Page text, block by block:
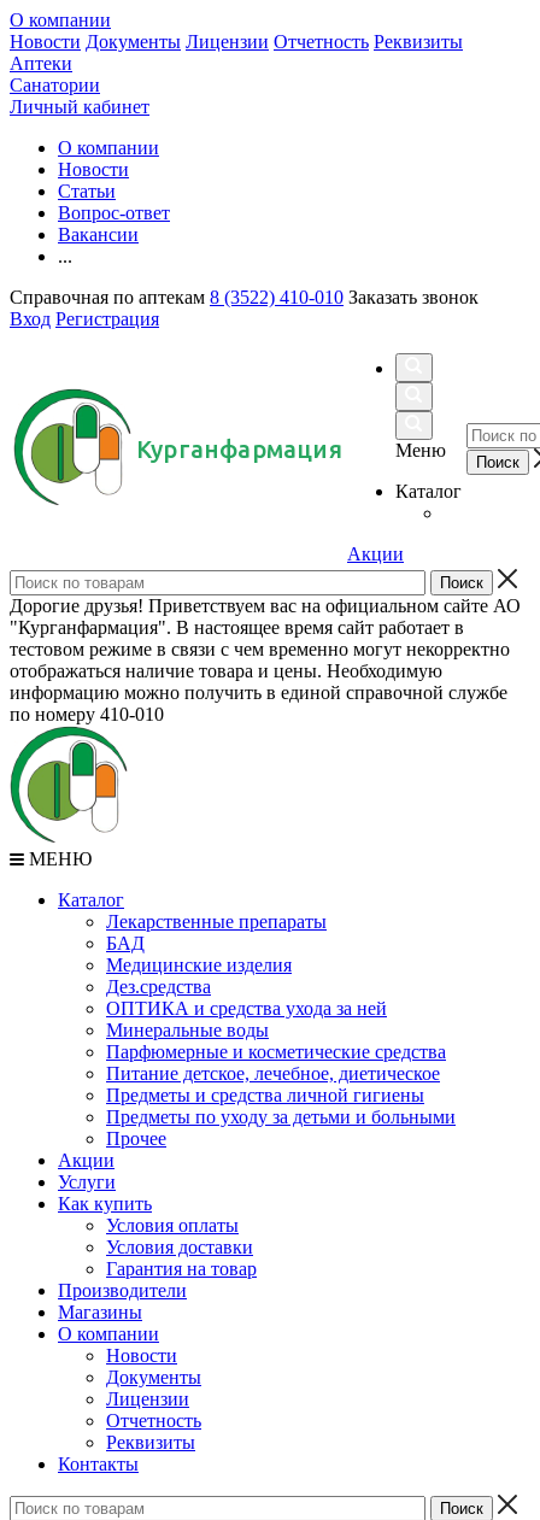
О компании
Новости Документы Лицензии Отчетность Реквизиты
Аптеки
Санатории
Личный кабинет
О компании
Новости
Статьи
Вопрос-ответ
Вакансии
...
Справочная по аптекам 8 (3522) 410-010 Заказать звонок
Вход Регистрация
Курганфармация
Меню
Каталог
Акции
Дорогие друзья! Приветствуем вас на официальном сайте АО
"Курганфармация". В настоящее время сайт работает в
тестовом режиме в связи с чем временно могут некорректно
отображаться наличие товара и цены. Необходимую
информацию можно получить в единой справочной службе
по номеру 410-010
МЕНЮ
Каталог
Лекарственные препараты
БАД
Медицинские изделия
Дез.средства
ОПТИКА и средства ухода за ней
Минеральные воды
Парфюмерные и косметические средства
Питание детское, лечебное, диетическое
Предметы и средства личной гигиены
Предметы по уходу за детьми и больными
Прочее
Акции
Услуги
Как купить
Условия оплаты
Условия доставки
Гарантия на товар
Производители
Магазины
О компании
Новости
Документы
Лицензии
Отчетность
Реквизиты
Контакты